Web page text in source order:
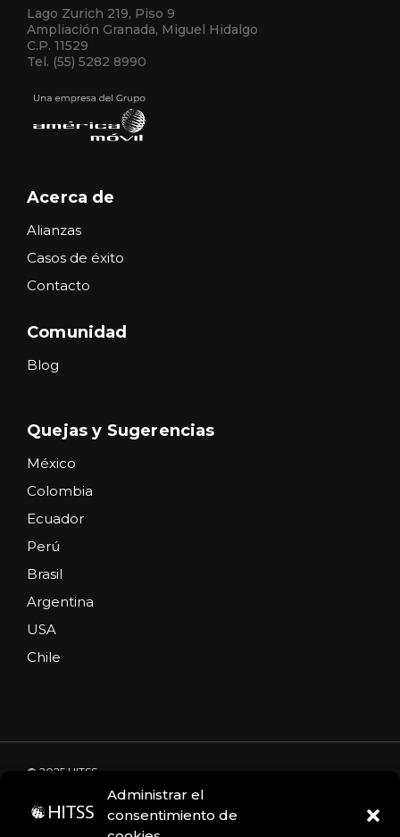
Administrar el
consentimiento de
Lago Zurich 219, Piso 9
Ampliación Granada, Miguel Hidalgo
C.P. 11529
Tel. (55) 5282 8990
Acerca de
Alianzas
Casos de éxito
Contacto
Comunidad
Blog
Quejas y Sugerencias
México
Colombia
Ecuador
Perú
Brasil
Argentina
USA
Chile
© 2025 HITSS